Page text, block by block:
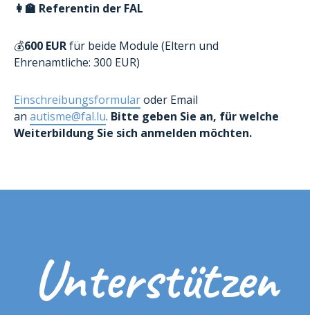
👩‍🏫 Referentin der FAL
💰600 EURfür beide Module (Eltern und
Ehrenamtliche: 300 EUR)
Einschreibungsformularoder Email
an autisme@fal.lu. Bitte geben Sie an, für welche
Weiterbildung Sie sich anmelden möchten.
Unterstützen